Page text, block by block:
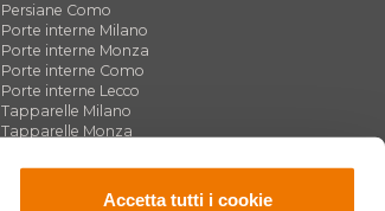
Accetta tutti i cookie
Persiane Como
Porte interne Milano
Porte interne Monza
Porte interne Como
Porte interne Lecco
Tapparelle Milano
Tapparelle Monza
Tapparelle Lecco
Zanzariere Milano